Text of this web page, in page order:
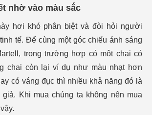
nhờ vào màu sắc
hơi khó phân biệt và đòi hỏi người
tế. Để cùng một góc chiếu ánh sáng
trong trường hợp có một chai có
chai còn lại ví dụ như màu nhạt hơn
có váng đục thì nhiều khả năng đó là
giả. Khi mua chúng ta không nên mua